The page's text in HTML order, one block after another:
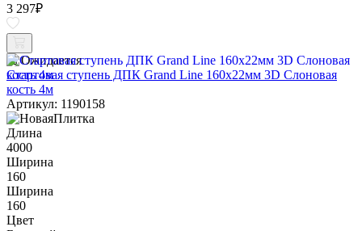
3 297₽
Ожидается
Стартовая ступень ДПК Grand Line 160х22мм 3D Слоновая
кость 4м
Артикул: 1190158
Длина
4000
Ширина
160
Ширина
160
Цвет